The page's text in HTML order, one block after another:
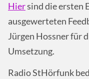
Hiersind die ersten
ausgewerteten
Jürgen Hossner für
Umsetzung.
Radio StHörfunk